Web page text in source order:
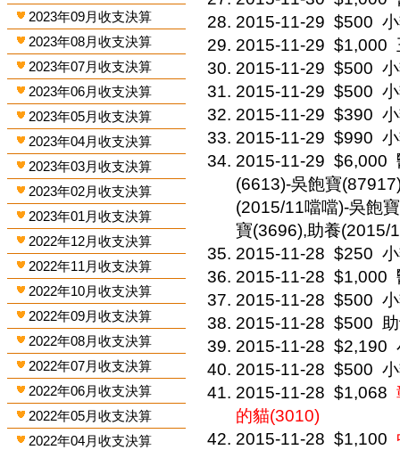
2023年09月收支決算
2023年08月收支決算
2023年07月收支決算
2023年06月收支決算
2023年05月收支決算
2023年04月收支決算
2023年03月收支決算
2023年02月收支決算
2023年01月收支決算
2022年12月收支決算
2022年11月收支決算
2022年10月收支決算
2022年09月收支決算
2022年08月收支決算
2022年07月收支決算
2022年06月收支決算
2022年05月收支決算
2022年04月收支決算
2015-11-29 $500
2015-11-29 $1,000
2015-11-29 $500
2015-11-29 $500
2015-11-29 $390
2015-11-29 $990
2015-11-29 $6,000
(6613)-吳飽寶
(2015/11噹噹)-吳飽
寶(3696),助養(2015/
2015-11-28 $250
2015-11-28 $1,000
2015-11-28 $500
2015-11-28 $500
2015-11-28 $2,190
2015-11-28 $500
2015-11-28 $1,068
的貓(3010)
2015-11-28 $1,100